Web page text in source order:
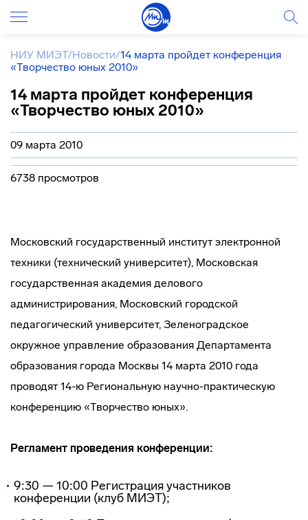
НИУ МИЭТ/Новости/14 марта пройдет конференция
«Творчество юных 2010»
14 марта пройдет конференция
«Творчество юных 2010»
09 марта 2010
6738 просмотров
Московский государственный институт электронной
техники (технический университет), Московская
государственная академия делового
администрирования, Московский городской
педагогический университет, Зеленоградское
окружное управление образования Департамента
образования города Москвы 14 марта 2010 года
проводят 14-ю Региональную научно-практическую
конференцию «Творчество юных».
Регламент проведения конференции:
9:30 — 10:00 Регистрация участников
конференции (клуб МИЭТ);